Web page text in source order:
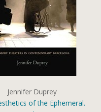
Jennifer Duprey
of the Ephemeral.